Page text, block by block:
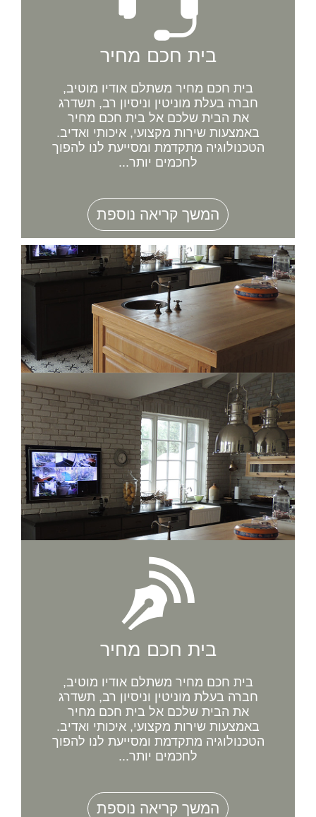
בית חכם מחיר
בית חכם מחיר משתלם אודיו מוטיב,
חברה בעלת מוניטין וניסיון רב, תשדרג
את הבית שלכם אל בית חכם מחיר
באמצעות שירות מקצועי, איכותי ואדיב.
הטכנולוגיה מתקדמת ומסייעת לנו להפוך
לחכמים יותר...
המשך קריאה נוספת
בית חכם מחיר
בית חכם מחיר משתלם אודיו מוטיב,
חברה בעלת מוניטין וניסיון רב, תשדרג
את הבית שלכם אל בית חכם מחיר
באמצעות שירות מקצועי, איכותי ואדיב.
הטכנולוגיה מתקדמת ומסייעת לנו להפוך
לחכמים יותר...
המשך קריאה נוספת